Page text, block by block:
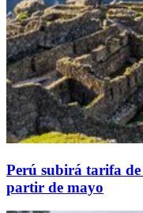
Perú subirá tarifa
partir de mayo